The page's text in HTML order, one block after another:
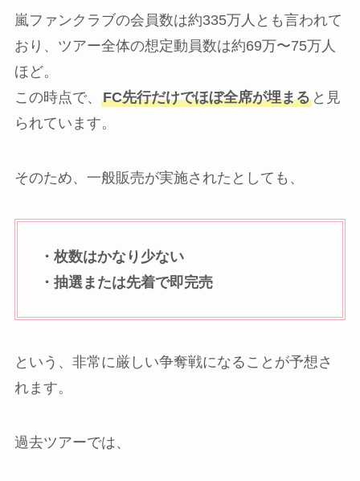
嵐ファンクラブの会員数は約335万人とも言われて
おり、ツアー全体の想定動員数は約69万〜75万人
ほど。
この時点で、 FC先行だけでほぼ全席が埋まると見
られています。
そのため、一般販売が実施されたとしても、
・枚数はかなり少ない
・抽選または先着で即完売
という、非常に厳しい争奪戦になることが予想さ
れます。
過去ツアーでは、